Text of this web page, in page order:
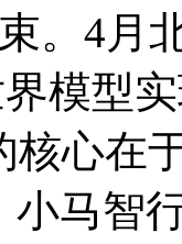
。4月
模型
核心在
小马智